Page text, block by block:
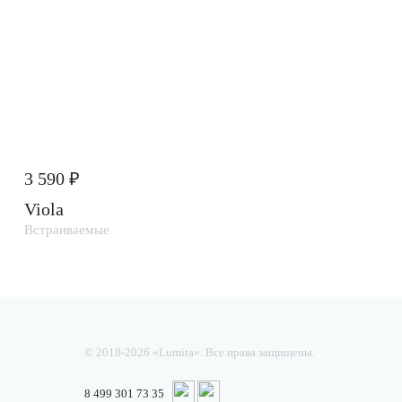
3 590 ₽
Viola
Встраиваемые
© 2018-2026 «Lumita». Все права защищены.
8 499 301 73 35